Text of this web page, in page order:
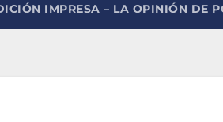
IMPRESA – LA OPINIÓN DE